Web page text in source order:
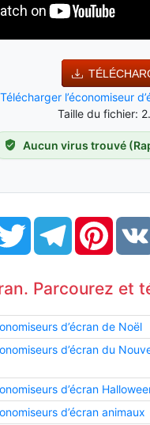
Télécharger l’économiseur
Taille du fichier:
Aucun virus trouvé
Twitter Telegram
Parcourez
d’écran de Noël
d’écran du
d’écran
d’écran animaux